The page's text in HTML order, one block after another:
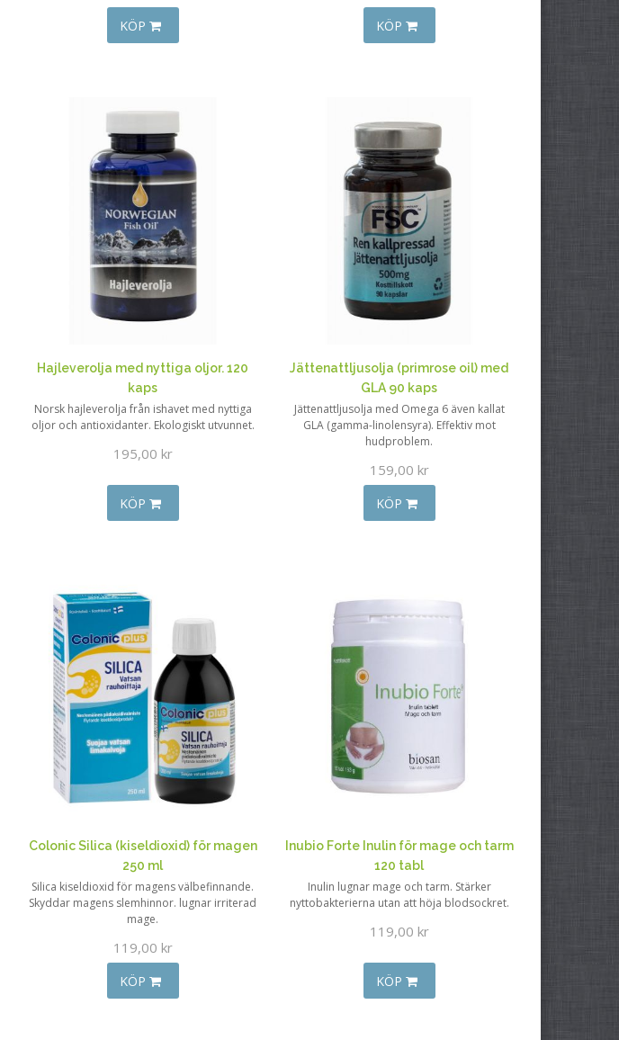
KÖP KÖP
Hajleverolja med nyttiga oljor. 120
kaps
Norsk hajleverolja från ishavet med nyttiga
oljor och antioxidanter. Ekologiskt utvunnet.
195,00 kr
KÖP
Jättenattljusolja (primrose oil) med
GLA 90 kaps
Jättenattljusolja med Omega 6 även kallat
GLA (gamma-linolensyra). Effektiv mot
hudproblem.
159,00 kr
KÖP
Colonic Silica (kiseldioxid) för magen
250 ml
Silica kiseldioxid för magens välbefinnande.
Skyddar magens slemhinnor. lugnar irriterad
mage.
119,00 kr
KÖP
Inubio Forte Inulin för mage och tarm
120 tabl
Inulin lugnar mage och tarm. Stärker
nyttobakterierna utan att höja blodsockret.
119,00 kr
KÖP